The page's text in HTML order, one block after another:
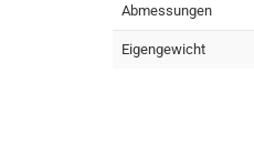
Abmessungen
Eigengewicht